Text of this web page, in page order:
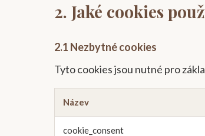
2. Jaké cookies
2.1 Nezbytné cookies
Tyto cookies jsou nutné pro
Název
cookie_consent